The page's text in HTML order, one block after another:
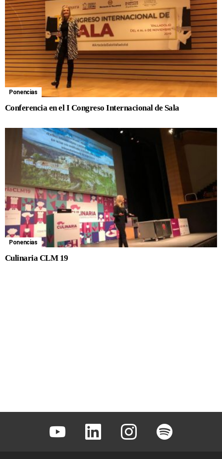
Ponencias
Conferencia en el I Congreso Internacional de Sala
Ponencias
Culinaria CLM 19
Youtube Linkedin Instagram Spotify